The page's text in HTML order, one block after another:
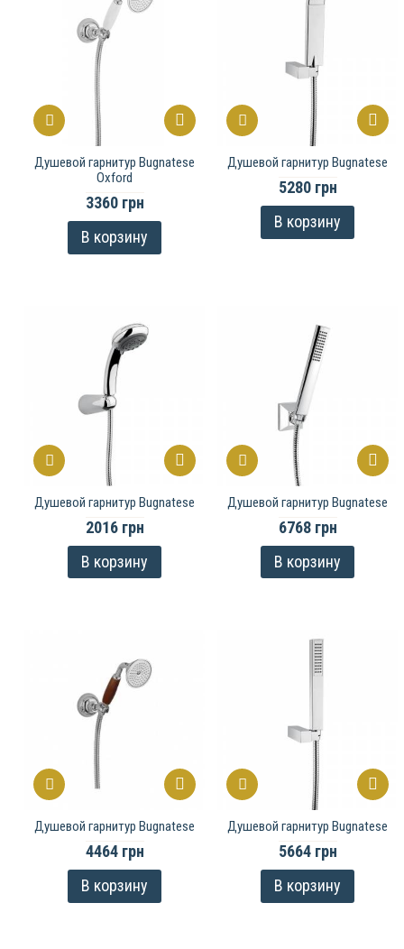
Душевой гарнитур Bugnatese
Oxford
3360 грн
В корзину
Душевой гарнитур Bugnatese
5280 грн
В корзину
Душевой гарнитур Bugnatese
2016 грн
В корзину
Душевой гарнитур Bugnatese
6768 грн
В корзину
Душевой гарнитур Bugnatese
4464 грн
В корзину
Душевой гарнитур Bugnatese
5664 грн
В корзину